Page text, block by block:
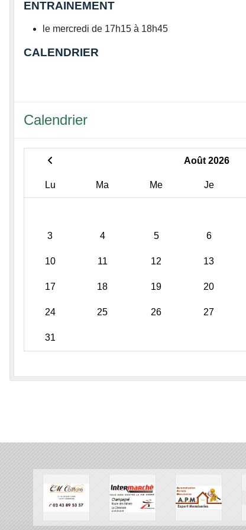
ENTRAINEMENT
le mercredi de 17h15 à 18h45
CALENDRIER
Calendrier
Août 2026
Lu Ma Me Je
3 4 5 6
10 11 12 13
17 18 19 20
24 25 26 27
31